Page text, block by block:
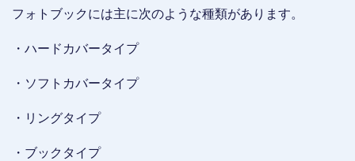
フォトブックには主に次のような種類があります。
・ハードカバータイプ
・ソフトカバータイプ
・リングタイプ
・ブックタイプ